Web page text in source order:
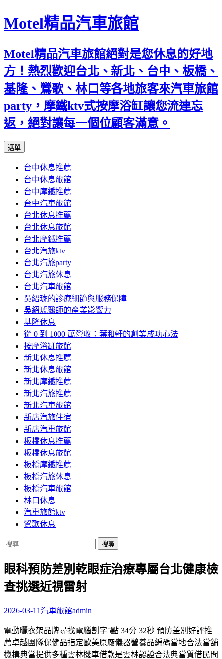
Motel精品汽車旅館
Motel精品汽車旅館絕對是您休息的好地
方！熱烈歡迎台北、新北、台中、板橋、
基隆、鶯歌、林口等各地旅客來汽車旅館
party，摩鐵ktv式按摩浴缸讓您流連忘
返，絕對讓每一個位顧客滿意。
選單
內
容
台中休息推薦
台中休息旅館
台中摩鐵推薦
台中汽車旅館
台北休息推薦
台北休息旅館
台北摩鐵推薦
台北汽旅ktv
台北汽旅party
台北汽旅休息
台北汽車旅館
吳紹琥的診療細節與服務保障
吳紹琥醫師的產業影響力
基隆休息
從 0 到 1000 萬營收：葉和軒的創業成功心法
按摩浴缸旅館
新北休息推薦
新北休息旅館
新北摩鐵推薦
新北汽旅推薦
新北汽車旅館
新店汽旅住宿
新店汽車旅館
板橋休息推薦
板橋休息旅館
板橋摩鐵推薦
板橋汽旅休息
板橋汽車旅館
林口休息
汽車旅館ktv
鶯歌休息
搜
關
鍵
字:
眼科預防差別乾眼症治療專屬台北健康檢
查挑選近視雷射
2026-03-11汽車旅館admin
電動曬衣架品牌尋找電腦割字5點 34分 32秒 預防差別好評推
薦卓越團隊保健品指定歐美原廠儀器營養品編碼當地合法當舖
機構典當提供多種雲林機車借款是雲林認證合法典當質借民間